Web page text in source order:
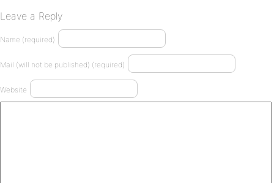
Leave a Reply
Name (required)
Mail (will not be published) (required)
Website